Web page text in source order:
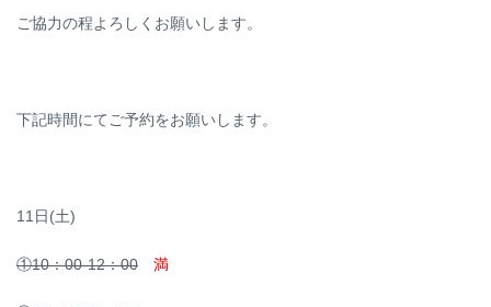
ご協力の程よろしくお願いします。
下記時間にてご予約をお願いします。
11日(土)
①10：00-12：00 満